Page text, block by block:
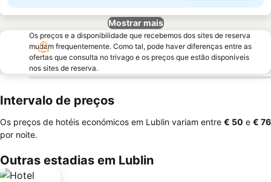
Mostrar mais
Os preços e a disponibilidade que recebemos dos sites de reserva
mudam frequentemente. Como tal, pode haver diferenças entre as
ofertas que consulta no trivago e os preços que estão disponíveis
nos sites de reserva.
Intervalo de preços
Os preços de hotéis económicos em Lublin variam entre ‎€ 50 e ‎€ 76
por noite.
Outras estadias em Lublin